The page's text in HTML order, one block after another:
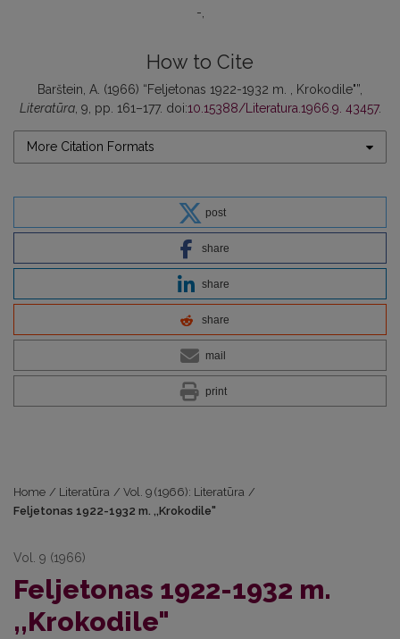
-
How to Cite
Barštein, A. (1966) “Feljetonas 1922-1932 m. , Krokodile"”,
Literatūra, 9, pp. 161–177. doi:10.15388/Literatura.1966.9. 43457.
More Citation Formats
post
share
share
share
mail
print
Home / Literatūra / Vol. 9 (1966): Literatūra /
Feljetonas 1922-1932 m. ,,Krokodile"
Vol. 9 (1966)
Feljetonas 1922-1932 m.
,,Krokodile"